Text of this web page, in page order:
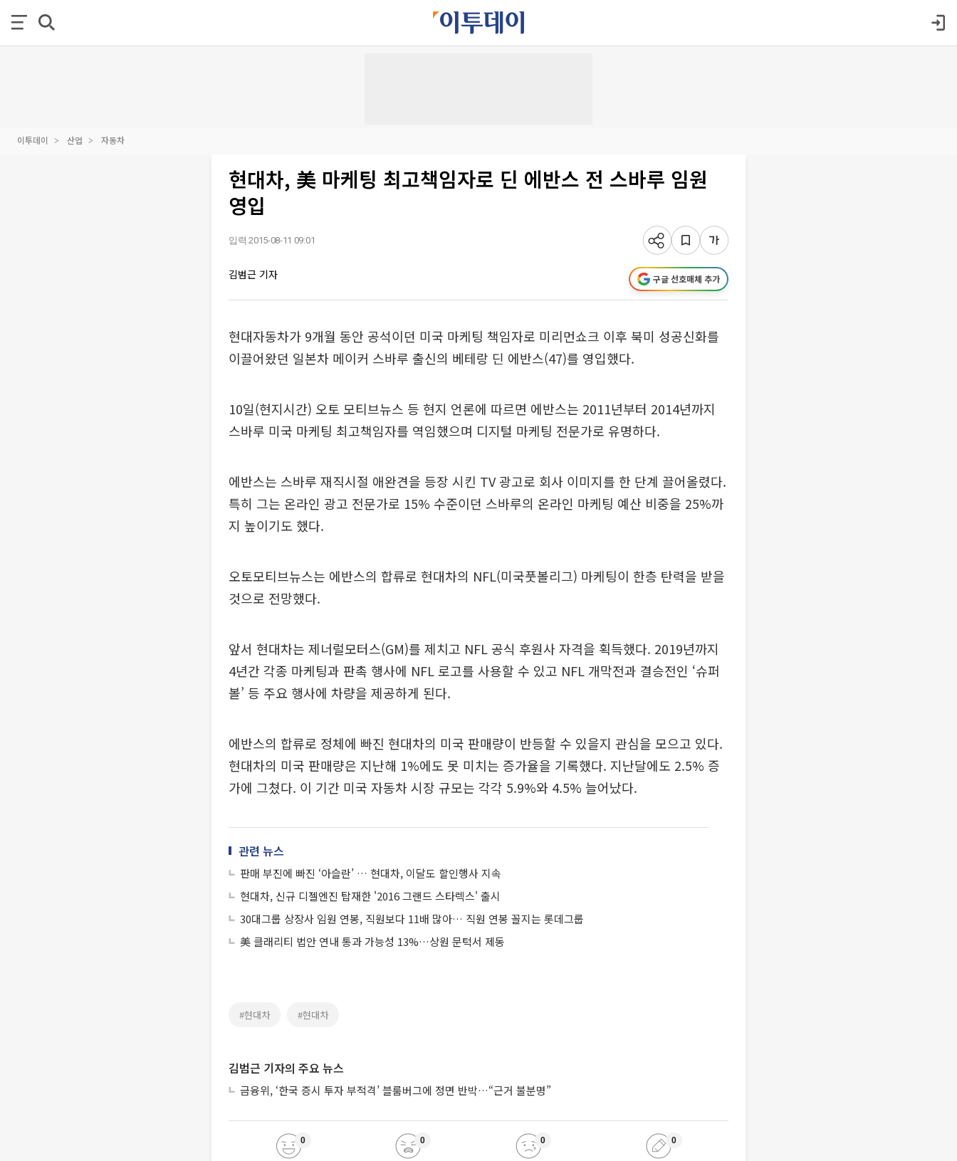
이투데이 산업 자동차
현대차, 美 마케팅 최고책임자로 딘 에반스 전 스바루 임원
영입
입력 2015-08-11 09:01
김범근 기자 구글 선호매체 추가
현대자동차가 9개월 동안 공석이던 미국 마케팅 책임자로 미리먼쇼크 이후 북미 성공신화를
이끌어왔던 일본차 메이커 스바루 출신의 베테랑 딘 에반스(47)를 영입했다.
10일(현지시간) 오토 모티브뉴스 등 현지 언론에 따르면 에반스는 2011년부터 2014년까지
스바루 미국 마케팅 최고책임자를 역임했으며 디지털 마케팅 전문가로 유명하다.
에반스는 스바루 재직시절 애완견을 등장 시킨 TV 광고로 회사 이미지를 한 단계 끌어올렸다.
특히 그는 온라인 광고 전문가로 15% 수준이던 스바루의 온라인 마케팅 예산 비중을 25%까
지 높이기도 했다.
오토모티브뉴스는 에반스의 합류로 현대차의 NFL(미국풋볼리그) 마케팅이 한층 탄력을 받을
것으로 전망했다.
앞서 현대차는 제너럴모터스(GM)를 제치고 NFL 공식 후원사 자격을 획득했다. 2019년까지
4년간 각종 마케팅과 판촉 행사에 NFL 로고를 사용할 수 있고 NFL 개막전과 결승전인 ‘슈퍼
볼’ 등 주요 행사에 차량을 제공하게 된다.
에반스의 합류로 정체에 빠진 현대차의 미국 판매량이 반등할 수 있을지 관심을 모으고 있다.
현대차의 미국 판매량은 지난해 1%에도 못 미치는 증가율을 기록했다. 지난달에도 2.5% 증
가에 그쳤다. 이 기간 미국 자동차 시장 규모는 각각 5.9%와 4.5% 늘어났다.
관련 뉴스
판매 부진에 빠진 ‘아슬란’ … 현대차, 이달도 할인행사 지속
현대차, 신규 디젤엔진 탑재한 '2016 그랜드 스타렉스' 출시
30대그룹 상장사 임원 연봉, 직원보다 11배 많아… 직원 연봉 꼴지는 롯데그룹
美 클래리티 법안 연내 통과 가능성 13%…상원 문턱서 제동
#현대차 #현대차
김범근 기자의 주요 뉴스
금융위, ‘한국 증시 투자 부적격’ 블룸버그에 정면 반박…“근거 불분명”
0 0 0 0